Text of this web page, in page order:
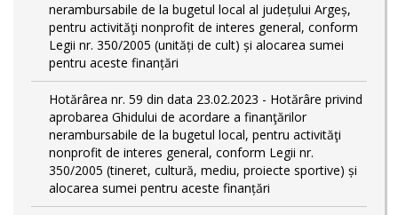
nerambursabile de la bugetul local al județului Argeș,
pentru activităţi nonprofit de interes general, conform
Legii nr. 350/2005 (unități de cult) și alocarea sumei
pentru aceste finanțări
Hotărârea nr. 59 din data 23.02.2023 - Hotărâre privind
aprobarea Ghidului de acordare a finanţărilor
nerambursabile de la bugetul local, pentru activităţi
nonprofit de interes general, conform Legii nr.
350/2005 (tineret, cultură, mediu, proiecte sportive) și
alocarea sumei pentru aceste finanțări